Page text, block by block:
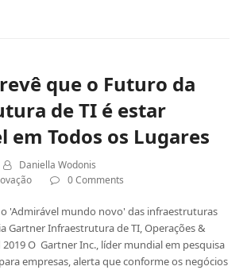
que o Futuro da
de TI é estar
em Todos os Lugares
Daniella Wodonis
0 Comments
'Admirável mundo novo' das infraestruturas
Gartner Infraestrutura de TI, Operações &
2019 O Gartner Inc., líder mundial em pesquisa
empresas, alerta que conforme os negócios